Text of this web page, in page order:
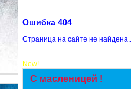
Ошибка 404
Страница на сайте не
New!
С масленицей !